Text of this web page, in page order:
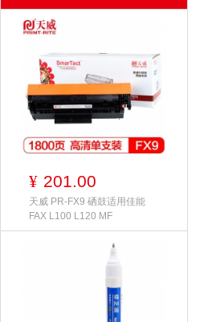
¥ 201.00
天威 PR-FX9 硒鼓适用佳能
FAX L100 L120 MF